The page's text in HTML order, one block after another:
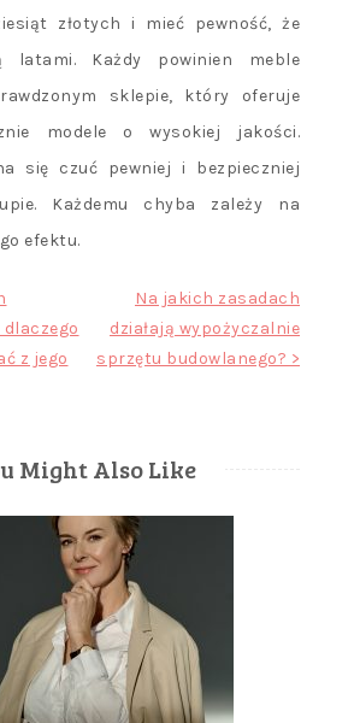
złotych i mieć pewność, że
latami. Każdy powinien meble
sklepie, który oferuje
modele o wysokiej jakości.
się czuć pewniej i bezpieczniej
Każdemu chyba zależy na
efektu.
z jego
Na jakich zasadach
działają wypożyczalnie
sprzętu budowlanego? >
Might Also Like